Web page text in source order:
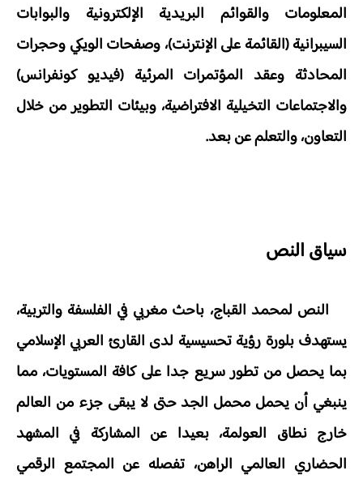
المعلومات والقوائم البريدية الإلكترونية والبوابات
السيبرانية (القائمة على الإنترنت)، وصفحات الويكي وحجرات
المحادثة وعقد المؤتمرات المرئية (فيديو كونفرانس)
والاجتماعات التخيلية الافتراضية، وبيئات التطوير من خلال
التعاون، والتعلم عن بعد.
سياق النص
النص لمحمد القباج، باحث مغربي في الفلسفة والتربية،
يستهدف بلورة رؤية تحسيسية لدى القارئ العربي الإسلامي
بما يحصل من تطور سريع جدا على كافة المستويات، مما
ينبغي أن يحمل محمل الجد حتى لا يبقى جزء من العالم
خارج نطاق العولمة، بعيدا عن المشاركة في المشهد
الحضاري العالمي الراهن، تفصله عن المجتمع الرقمي